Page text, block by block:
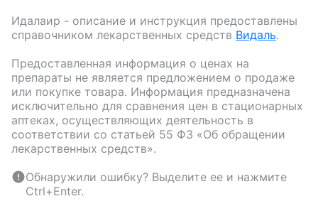
Идалаир - описание и инструкция предоставлены
справочником лекарственных средств Видаль.
Предоставленная информация о ценах на
препараты не является предложением о продаже
или покупке товара. Информация предназначена
исключительно для сравнения цен в стационарных
аптеках, осуществляющих деятельность в
соответствии со статьей 55 ФЗ «Об обращении
лекарственных средств».
Обнаружили ошибку? Выделите ее и нажмите
Ctrl+Enter.